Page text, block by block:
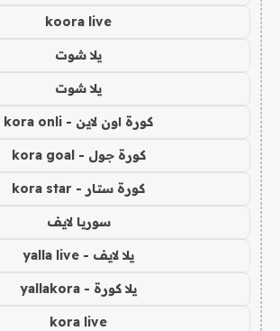
koora live
يلا شوت
يلا شوت
كورة اون لاين - kora onli
كورة جول - kora goal
كورة ستار - kora star
سوريا لايف
يلا لايف - yalla live
يلا كورة - yallakora
kora live